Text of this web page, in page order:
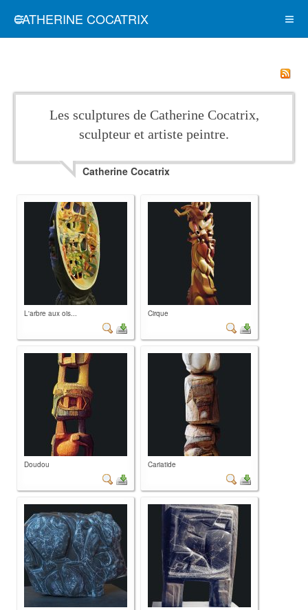
CATHERINE COCATRIX
Les sculptures de Catherine Cocatrix,
sculpteur et artiste peintre.
Catherine Cocatrix
L'arbre aux ois... Cirque
Doudou Cariatide